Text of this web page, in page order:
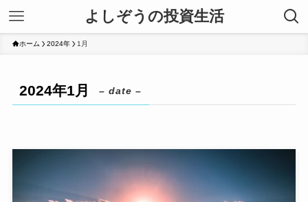
よしぞうの投資生活
ホーム 2024年 1月
2024年1月 – date –